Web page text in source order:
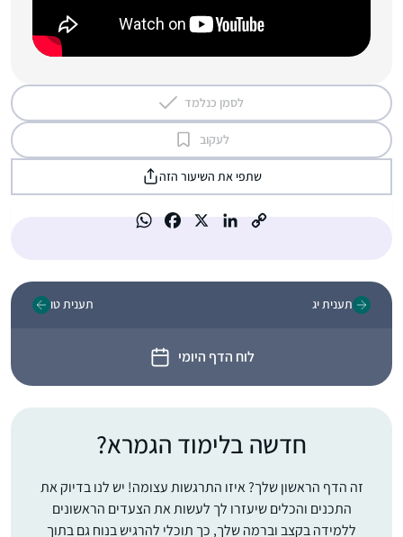
לסמן כנלמד
לעקוב
שתפי את השיעור הזה
תענית יג
לוח הדף היומי
תענית טו
חדשה בלימוד הגמרא?
זה הדף הראשון שלך? איזו התרגשות עצומה! יש לנו בדיוק את
התכנים והכלים שיעזרו לך לעשות את הצעדים הראשונים
ללמידה בקצב וברמה שלך, כך תוכלי להרגיש בנוח גם בתוך